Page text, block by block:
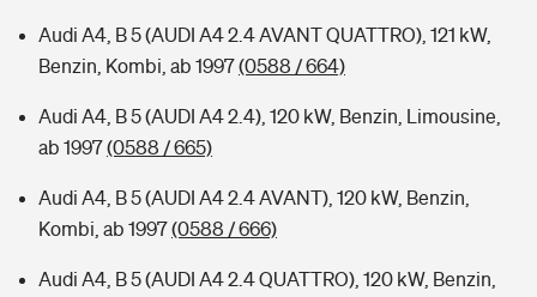
Audi A4, B 5 (AUDI A4 2.4 AVANT QUATTRO), 121 kW,
Benzin, Kombi, ab 1997(0588 / 664)
Audi A4, B 5 (AUDI A4 2.4), 120 kW, Benzin, Limousine,
ab 1997(0588 / 665)
Audi A4, B 5 (AUDI A4 2.4 AVANT), 120 kW, Benzin,
Kombi, ab 1997(0588 / 666)
Audi A4, B 5 (AUDI A4 2.4 QUATTRO), 120 kW, Benzin,